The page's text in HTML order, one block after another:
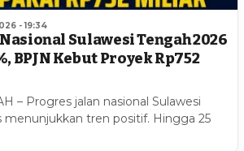
- 19:34
Sulawesi Tengah 2026
BPJN Kebut Proyek Rp752
– Progres jalan nasional Sulawesi
menunjukkan tren positif. Hingga 25